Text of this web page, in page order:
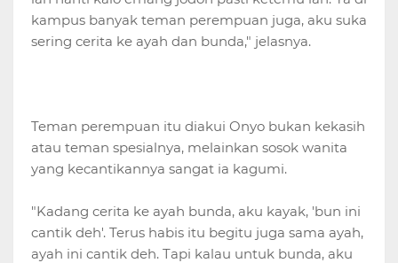
kampus banyak teman perempuan juga, aku suka
sering cerita ke ayah dan bunda," jelasnya.
Teman perempuan itu diakui Onyo bukan kekasih
atau teman spesialnya, melainkan sosok wanita
yang kecantikannya sangat ia kagumi.
"Kadang cerita ke ayah bunda, aku kayak, 'bun ini
cantik deh'. Terus habis itu begitu juga sama ayah,
ayah ini cantik deh. Tapi kalau untuk bunda, aku